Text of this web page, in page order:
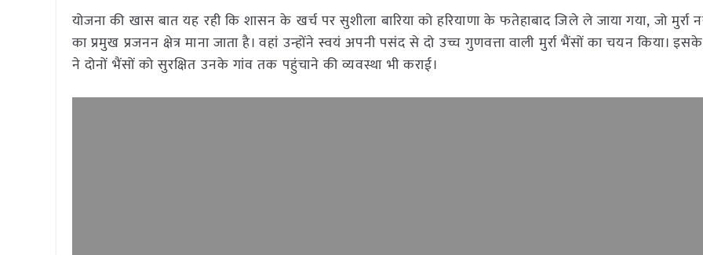
योजना की खास बात यह रही कि शासन के खर्च पर सुशीला बारिया को हरियाणा के फतेहाबाद जिले ले जाया गया, जो मुर्रा
का प्रमुख प्रजनन क्षेत्र माना जाता है। वहां उन्होंने स्वयं अपनी पसंद से दो उच्च गुणवत्ता वाली मुर्रा भैंसों का चयन किया।
ने दोनों भैंसों को सुरक्षित उनके गांव तक पहुंचाने की व्यवस्था भी कराई।